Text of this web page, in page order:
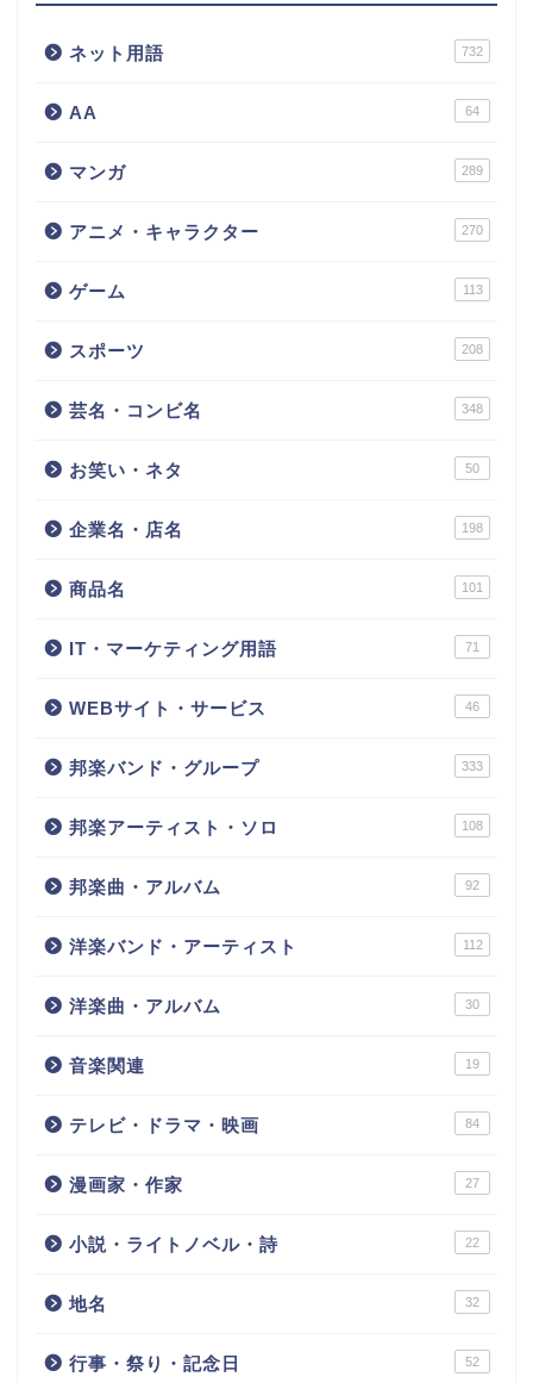
ネット用語 732
AA 64
マンガ 289
アニメ・キャラクター 270
ゲーム 113
スポーツ 208
芸名・コンビ名 348
お笑い・ネタ 50
企業名・店名 198
商品名 101
IT・マーケティング用語 71
WEBサイト・サービス 46
邦楽バンド・グループ 333
邦楽アーティスト・ソロ 108
邦楽曲・アルバム 92
洋楽バンド・アーティスト 112
洋楽曲・アルバム 30
音楽関連 19
テレビ・ドラマ・映画 84
漫画家・作家 27
小説・ライトノベル・詩 22
地名 32
行事・祭り・記念日 52